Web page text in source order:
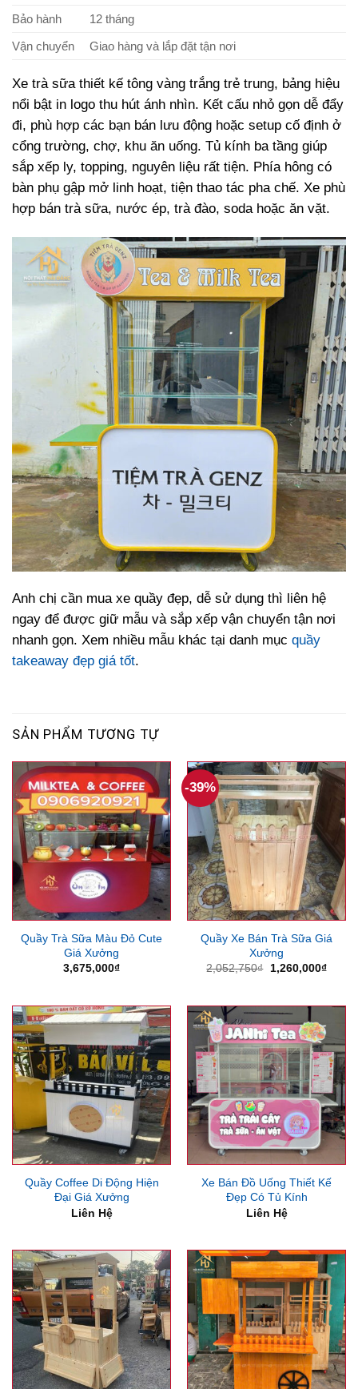
Bảo hành
12 tháng
Vận chuyển
Giao hàng và lắp đặt tận nơi
Xe trà sữa thiết kế tông vàng trắng trẻ trung, bảng hiệu
nổi bật in logo thu hút ánh nhìn. Kết cấu nhỏ gọn dễ đẩy
đi, phù hợp các bạn bán lưu động hoặc setup cố định ở
cổng trường, chợ, khu ăn uống. Tủ kính ba tầng giúp
sắp xếp ly, topping, nguyên liệu rất tiện. Phía hông có
bàn phụ gập mở linh hoạt, tiện thao tác pha chế. Xe phù
hợp bán trà sữa, nước ép, trà đào, soda hoặc ăn vặt.
Anh chị cần mua xe quầy đẹp, dễ sử dụng thì liên hệ
ngay để được giữ mẫu và sắp xếp vận chuyển tận nơi
nhanh gọn. Xem nhiều mẫu khác tại danh mục quầy
takeaway đẹp giá tốt.
SẢN PHẨM TƯƠNG TỰ
Quầy Trà Sữa Màu Đỏ Cute
Giá Xưởng
3,675,000₫
-39%
Quầy Xe Bán Trà Sữa Giá
Xưởng
2,052,750₫
Giá
1,260,000₫Giá
Quầy Coffee Di Động Hiện
Đại Giá Xưởng
Liên Hệ
Xe Bán Đồ Uống Thiết Kế
Đẹp Có Tủ Kính
Liên Hệ